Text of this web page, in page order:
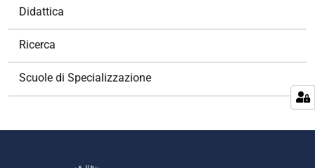
Didattica
Ricerca
Scuole di Specializzazione